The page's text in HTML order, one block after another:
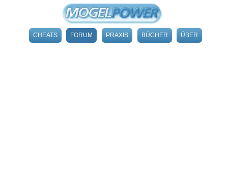
CHEATS FORUM PRAXIS BÜCHER ÜBER